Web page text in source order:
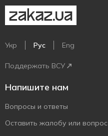
Укр Рус Eng
Поддержать ВСУ
Напишите нам
Вопросы и ответы
Оставить жалобу или вопрос